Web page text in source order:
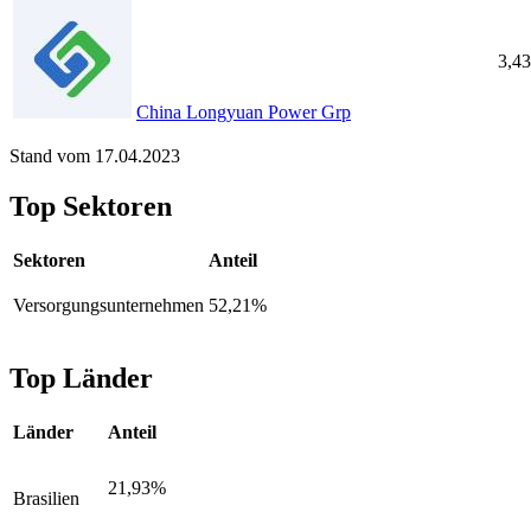
China Longyuan Power Grp
Stand vom 17.04.2023
Top Sektoren
Sektoren Anteil
Versorgungsunternehmen 52,21%
Top Länder
Länder Anteil
Brasilien
21,93%